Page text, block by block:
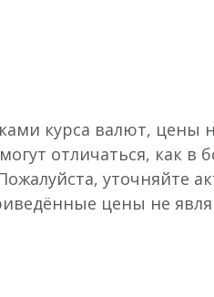
курса валют, цены
отличаться, как в
уточняйте
цены не